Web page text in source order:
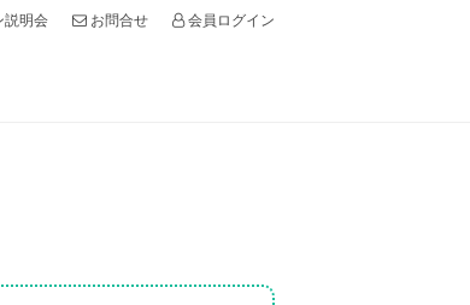
説明会 お問合せ 会員ログイン